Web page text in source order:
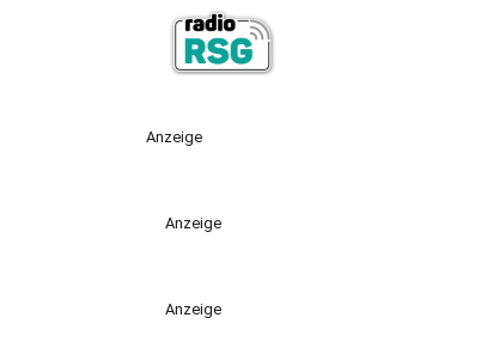
Anzeige
Anzeige
Anzeige